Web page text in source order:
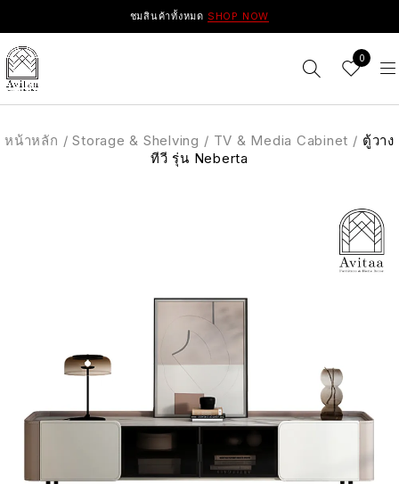
ชมสินค้าทั้งหมด SHOP NOW
0
หน้าหลัก / Storage & Shelving / TV & Media Cabinet / ตู้วาง
ทีวี รุ่น Neberta